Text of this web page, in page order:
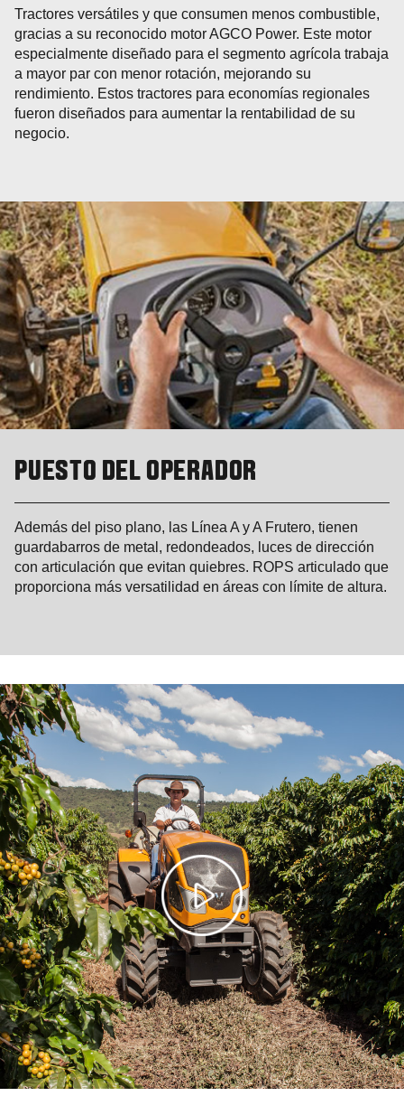
Tractores versátiles y que consumen menos combustible,
gracias a su reconocido motor AGCO Power. Este motor
especialmente diseñado para el segmento agrícola trabaja
a mayor par con menor rotación, mejorando su
rendimiento. Estos tractores para economías regionales
fueron diseñados para aumentar la rentabilidad de su
negocio.
PUESTO DEL OPERADOR
Además del piso plano, las Línea A y A Frutero, tienen
guardabarros de metal, redondeados, luces de dirección
con articulación que evitan quiebres. ROPS articulado que
proporciona más versatilidad en áreas con límite de altura.